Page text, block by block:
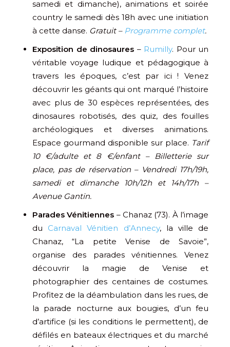
samedi et dimanche), animations et soirée
country le samedi dès 18h avec une initiation
à cette danse. Gratuit – Programme complet.
Exposition de dinosaures – Rumilly. Pour un
véritable voyage ludique et pédagogique à
travers les époques, c’est par ici ! Venez
découvrir les géants qui ont marqué l’histoire
avec plus de 30 espèces représentées, des
dinosaures robotisés, des quiz, des fouilles
archéologiques et diverses animations.
Espace gourmand disponible sur place. Tarif
10 €/adulte et 8 €/enfant – Billetterie sur
place, pas de réservation – Vendredi 17h/19h,
samedi et dimanche 10h/12h et 14h/17h –
Avenue Gantin.
Parades Vénitiennes – Chanaz (73). À l’image
du Carnaval Vénitien d’Annecy, la ville de
Chanaz, “La petite Venise de Savoie”,
organise des parades vénitiennes. Venez
découvrir la magie de Venise et
photographier des centaines de costumes.
Profitez de la déambulation dans les rues, de
la parade nocturne aux bougies, d’un feu
d’artifice (si les conditions le permettent), de
défilés en bateaux électriques et du marché